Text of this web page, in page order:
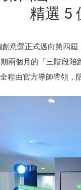
精選 5
創意營正式邁向第四
兩個月的「三階段陪
程由官方導師帶領，